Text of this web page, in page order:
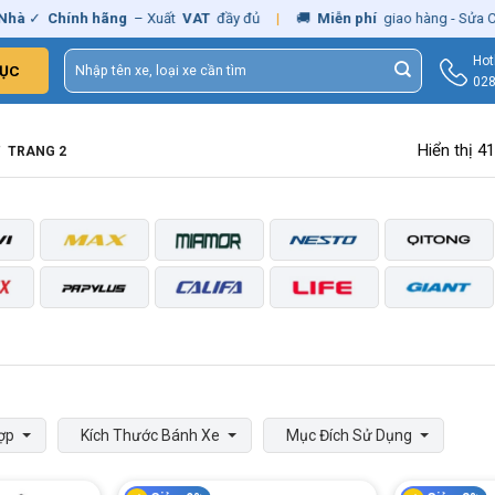
Chính hãng – Xuất VAT đầy đủ | 🚚 Miễn phí giao hàng - Sửa Chữa
Tìm
kiếm:
TRANG 2 Hiển thị
Kích Thước Bánh Xe Mục Đích Sử Dụng